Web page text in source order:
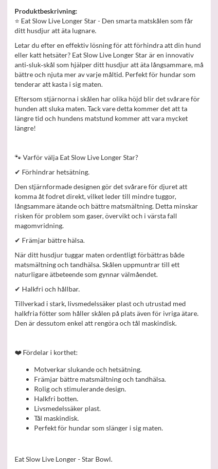
Produktbeskrivning:
⭐ Eat Slow Live Longer Star - Den smarta matskålen som får
ditt husdjur att äta lugnare.
Letar du efter en effektiv lösning för att förhindra att din hund
eller katt hetsäter? Eat Slow Live Longer Star är en innovativ
anti‑sluk‑skål som hjälper ditt husdjur att äta långsammare, må
bättre och njuta mer av varje måltid. Perfekt för hundar som
tenderar att kasta i sig maten.
Eftersom stjärnorna i skålen har olika höjd blir det svårare för
hunden att sluka maten. Tack vare detta kommer det att ta
längre tid och hundens matstund kommer att vara mycket
längre!
🐾 Varför välja Eat Slow Live Longer Star?
✔ Förhindrar hetsätning.
Den stjärnformade designen gör det svårare för djuret att
komma åt fodret direkt, vilket leder till mindre tuggor,
långsammare ätande och bättre matsmältning. Detta minskar
risken för problem som gaser, övervikt och i värsta fall
magomvridning.
✔ Främjar bättre hälsa.
När ditt husdjur tuggar maten ordentligt förbättras både
matsmältning och tandhälsa. Skålen uppmuntrar till ett
naturligare ätbeteende som gynnar välmåendet.
✔ Halkfri och hållbar.
Tillverkad i stark, livsmedelssäker plast och utrustad med
halkfria fötter som håller skålen på plats även för ivriga ätare.
Den är dessutom enkel att rengöra och tål maskindisk.
❤️ Fördelar i korthet:
Motverkar slukande och hetsätning.
Främjar bättre matsmältning och tandhälsa.
Rolig och stimulerande design.
Halkfri botten.
Livsmedelssäker plast.
Tål maskindisk.
Perfekt för hundar som slänger i sig maten.
Eat Slow Live Longer - Star Bowl.